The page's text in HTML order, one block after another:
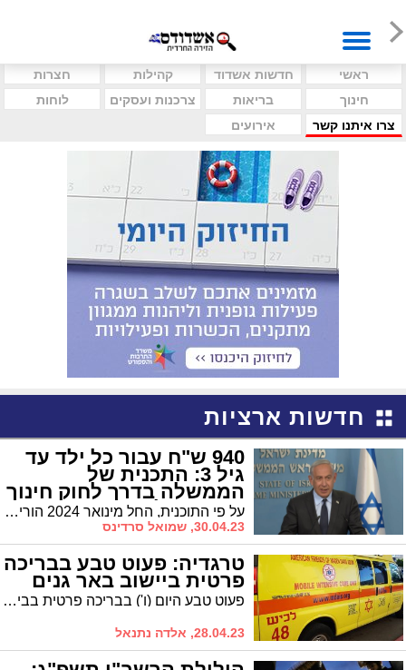
ראשי חדשות אשדוד קהילות
חצרות
חינוך
בריאות צרכנות ועסקים
לוחות
צרו איתנו קשר
אירועים
חדשות ארציות
940 ש"ח עבור כל ילד עד
גיל 3: התכנית של
הממשלה בדרך לחוק חינוך
חינם מגיל 0 על פי התוכנית, החל מינואר 2024 הורים יקבלו עד 940 שקלים לכל ילד בגילאי אפס עד שלוש. בנוסף, הבטיח נתניהו כי הילדים שנמצאים במעונות המפוקחים יקבלו סבסוד מלא וכי מספר המעונות המפוקחים יגדל באופן משמעותי. כך או אחרת, אין בשורה של ממש לגנים הפרטיים
30.04.23, שמואל סרדינס
טרגדיה: פעוט טבע בבריכה
פרטית ביישוב באר גנים
פעוט טבע היום (ו') בבריכה פרטית בבית ביישוב באר גנים שבמועצה אזורית חוף אשקלון
28.04.23, אלדה נתנאל